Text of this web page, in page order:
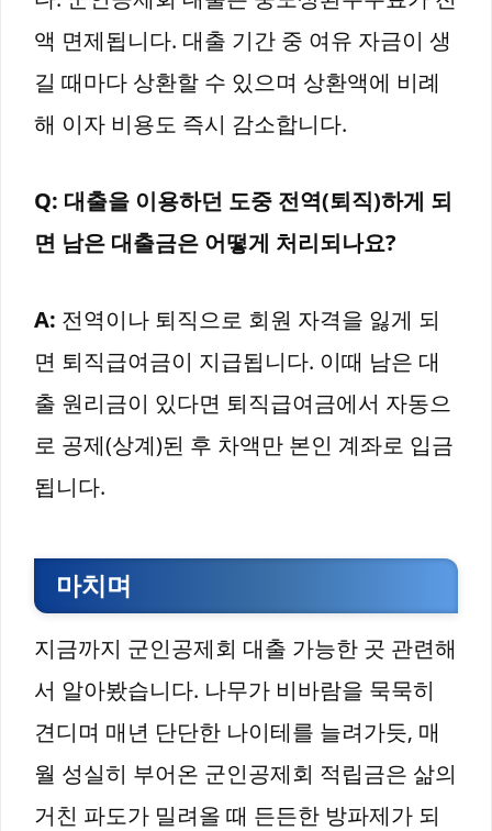
액 면제됩니다. 대출 기간 중 여유 자금이 생
길 때마다 상환할 수 있으며 상환액에 비례
해 이자 비용도 즉시 감소합니다.
Q: 대출을 이용하던 도중 전역(퇴직)하게 되
면 남은 대출금은 어떻게 처리되나요?
A: 전역이나 퇴직으로 회원 자격을 잃게 되
면 퇴직급여금이 지급됩니다. 이때 남은 대
출 원리금이 있다면 퇴직급여금에서 자동으
로 공제(상계)된 후 차액만 본인 계좌로 입금
됩니다.
마치며
지금까지 군인공제회 대출 가능한 곳 관련해
서 알아봤습니다. 나무가 비바람을 묵묵히
견디며 매년 단단한 나이테를 늘려가듯, 매
월 성실히 부어온 군인공제회 적립금은 삶의
거친 파도가 밀려올 때 든든한 방파제가 되